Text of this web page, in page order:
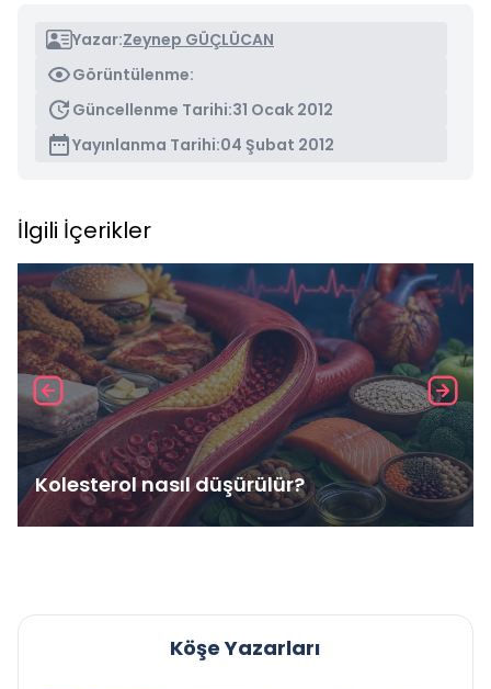
Yazar:Zeynep GÜÇLÜCAN
Görüntülenme:
Güncellenme Tarihi:31 Ocak 2012
Yayınlanma Tarihi:04 Şubat 2012
İlgili İçerikler
Kolesterol nasıl düşürülür?
Köşe Yazarları